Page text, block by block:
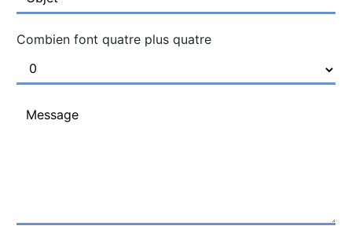
Combien font quatre plus quatre